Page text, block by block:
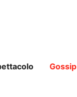
Gossip